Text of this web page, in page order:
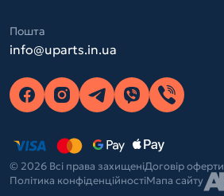
Пошта
info@uparts.in.ua
© 2026 Всі права захищеніДоговір оферти
Політика конфіденційностіМапа сайту